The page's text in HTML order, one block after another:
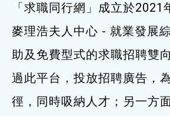
僱主及企業服務
特別服務項目
最新消息
「求職同行網」成立於2021
麥理浩夫人中心 - 就業發展
助及免費型式的求職招聘雙
過此平台，投放招聘廣告，
徑，同時吸納人才；另一方